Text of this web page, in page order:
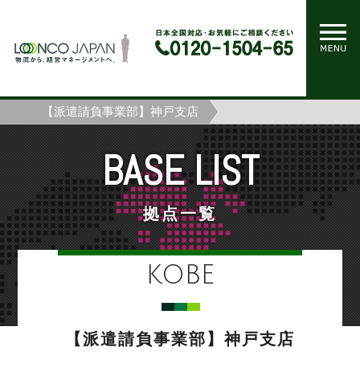
【派遣請負事業部】神戸支店
BASE LIST
拠点一覧
KOBE
【派遣請負事業部】神戸支店